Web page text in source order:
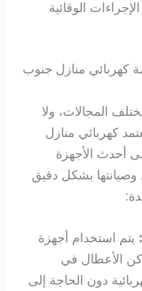
الوقائية
كهربائي منازل جنوب
المجالات، ولا
كهربائي منازل
أحدث الأجهزة
بشكل دقيق
يتم استخدام أجهزة
الأعطال في
دون الحاجة إلى